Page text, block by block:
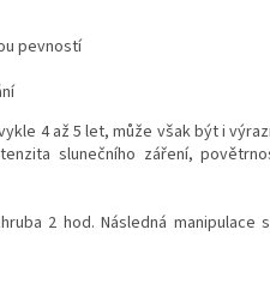
pevností
4 až 5 let, může však být i
slunečního záření,
2 hod. Následná manipulace